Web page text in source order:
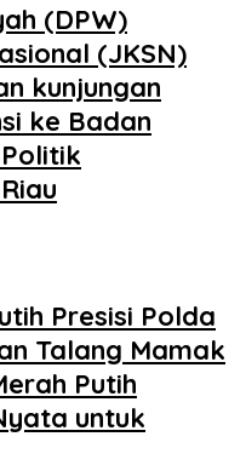
(DPW)
(JKSN)
kunjungan
ke Badan
Presisi Polda
Talang Mamak
Putih
untuk